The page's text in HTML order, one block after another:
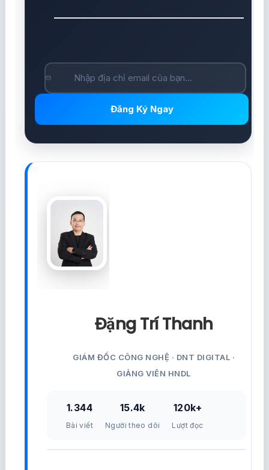
Đăng Ký Ngay
Đặng Trí Thanh
GIÁM ĐỐC CÔNG NGHỆ · DNT DIGITAL ·
GIẢNG VIÊN HNDL
1.344
Bài viết
15.4k
Người theo dõi
120k+
Lượt đọc